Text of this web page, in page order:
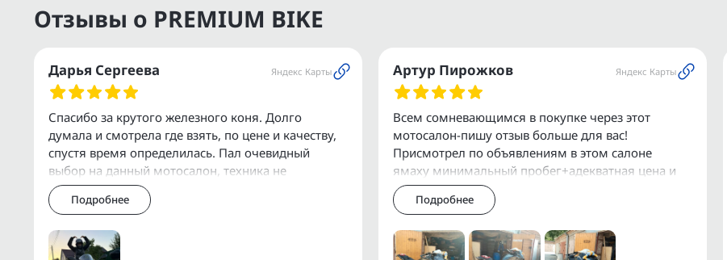
Услуга ТRАDЕ-IN — удаленная оценка вашего мотоцикла или
Поможем с регистрацией в ГИБДД.
Организуем доставку по Москве, МО, РФ и СНГ.
У нас есть собственный сервис для обслуживания и установки
дополнительного оборудования.
Дополнительную информацию о состоянии мотоциклов можно получить
через Еmаil, WhаtsАрр, Теlеgrаm или Vibеr.
Отзывы о PREMIUM BIKE
Дарья Сергеева Яндекс Карты
Спасибо за крутого железного коня. Долго
думала и смотрела где взять, по цене и качеству,
спустя время определилась. Пал очевидный
выбор на данный мотосалон, техника не
уставшая, стоит своих денег, все обслуженное,
быстрПодробнее
Артур Пирожков Яндекс Карты
Всем сомневающимся в покупке через этот
мотосалон-пишу отзыв больше для вас!
Присмотрел по объявлениям в этом салоне
ямаху минимальный пробег+адекватная цена и
давай масло в голове гонять как мне его купить-
просто я сам
Подробнее